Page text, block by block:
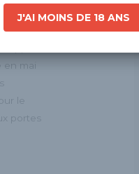
mai
le
portes
J'AI MOINS DE 18 ANS